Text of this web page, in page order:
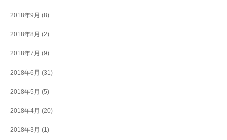
2018年9月 (8)
2018年8月 (2)
2018年7月 (9)
2018年6月 (31)
2018年5月 (5)
2018年4月 (20)
2018年3月 (1)